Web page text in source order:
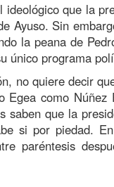
que la
Ayuso. Sin
la peana de
único programa
no quiere decir
Egea como Núñez
saben que la
si por piedad.
paréntesis